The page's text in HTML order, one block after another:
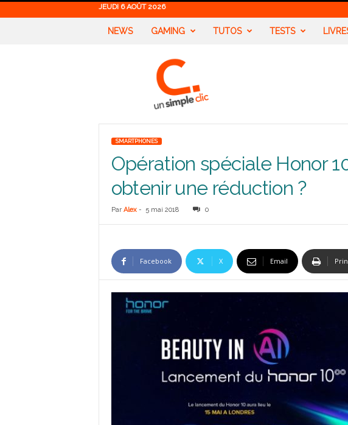
JEUDI 6 AOÛT 2026
NEWS GAMING TUTOS TESTS
SMARTPHONES
Opération spéciale Honor
obtenir une réduction ?
Par Alex- 5 mai 2018 0
Facebook X Email